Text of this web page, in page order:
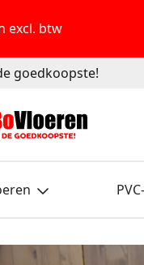
excl. btw
goedkoopste!